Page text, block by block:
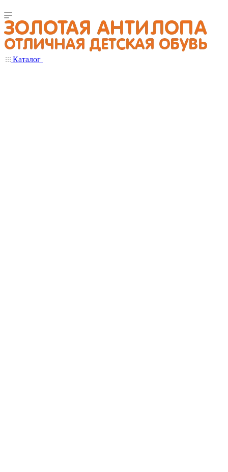
Каталог